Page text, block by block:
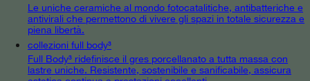
Le uniche ceramiche al mondo fotocatalitiche, antibatteriche e
antivirali che permettono di vivere gli spazi in totale sicurezza e
piena libertà.
collezioni full body³
Full Body³ ridefinisce il gres porcellanato a tutta massa con
lastre uniche. Resistente, sostenibile e sanificabile, assicura